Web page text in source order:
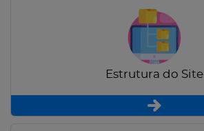
Estrutura do Site